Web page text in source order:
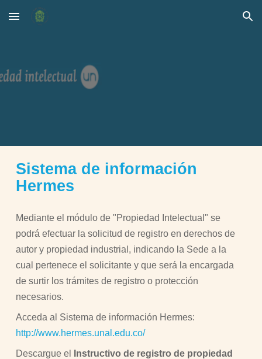
Skip to main content Skip to navigation
Sistema de información
Hermes
Mediante el módulo de "Propiedad Intelectual" se
podrá efectuar la solicitud de registro en derechos de
autor y propiedad industrial, indicando la Sede a la
cual pertenece el solicitante y que será la encargada
de surtir los trámites de registro o protección
necesarios.
Acceda al Sistema de información Hermes:
http://www.hermes.unal.edu.co/
Descargue el
Instructivo de registro de propiedad